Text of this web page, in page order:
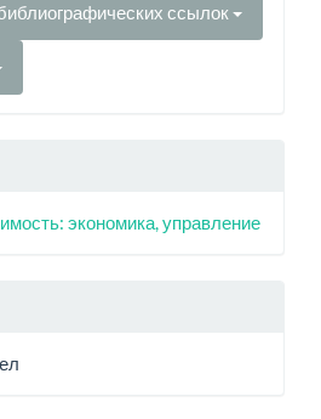
ссылок
экономика, управление